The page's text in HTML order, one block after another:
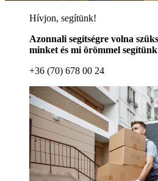
Hívjon, segítünk!
Azonnali segítségre volna
minket és mi örömmel
+36 (70) 678 00 24